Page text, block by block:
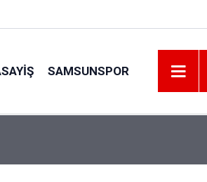
SAMSUNSPOR